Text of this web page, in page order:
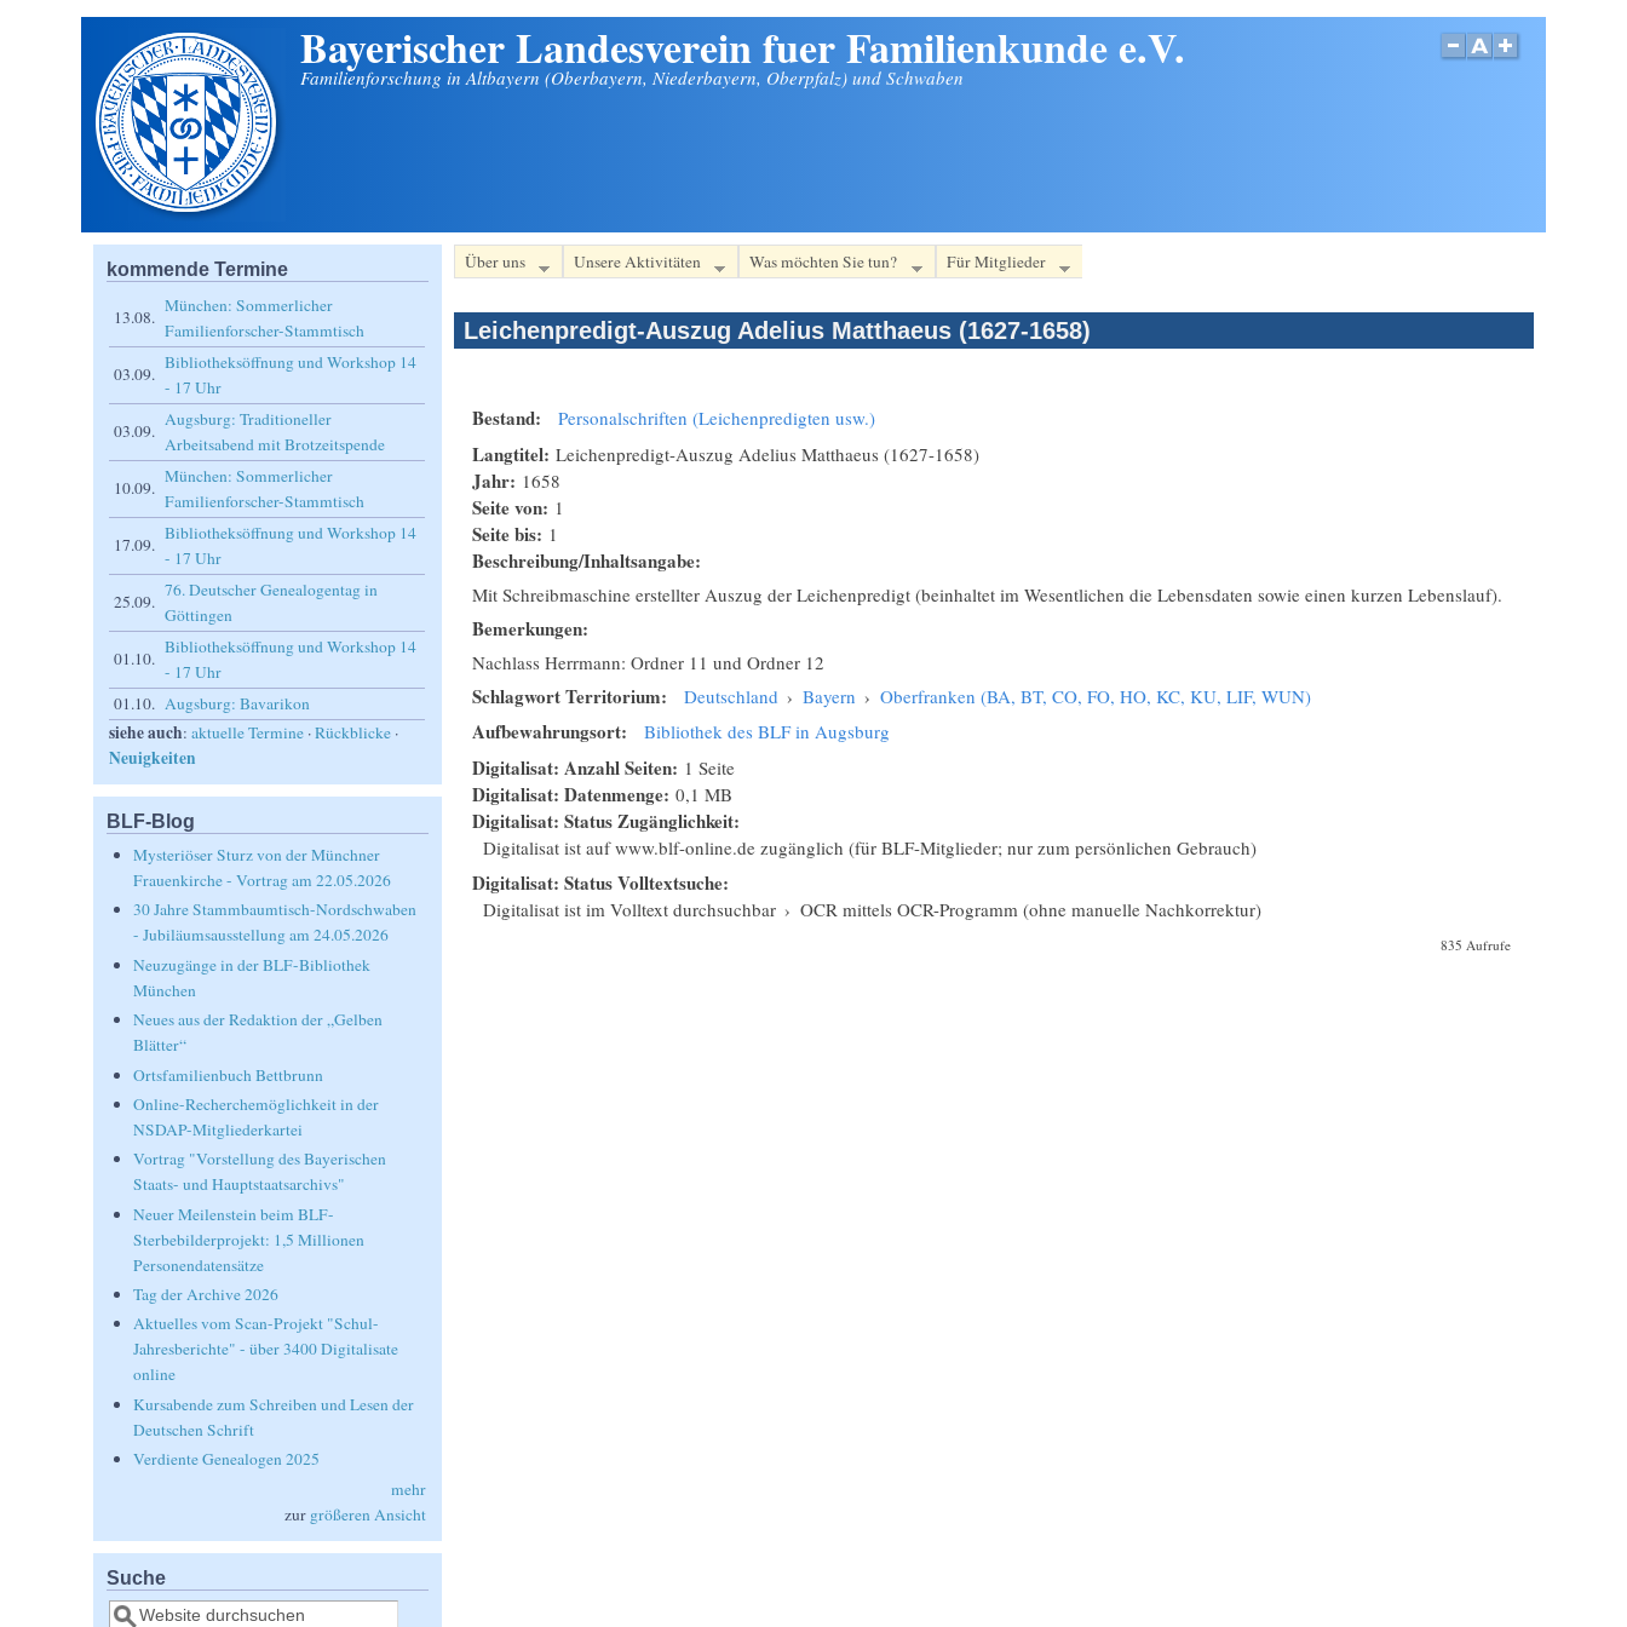
Bayerischer Landesverein fuer Familienkunde e.V.
Familienforschung in Altbayern (Oberbayern, Niederbayern, Oberpfalz) und Schwaben
Über uns Unsere Aktivitäten Was möchten Sie tun? Für Mitglieder
Leichenpredigt-Auszug Adelius Matthaeus (1627-1658)
Bestand: Personalschriften (Leichenpredigten usw.)
Langtitel: Leichenpredigt-Auszug Adelius Matthaeus (1627-1658)
Jahr: 1658
Seite von: 1
Seite bis: 1
Beschreibung/Inhaltsangabe:
Mit Schreibmaschine erstellter Auszug der Leichenpredigt (beinhaltet im Wesentlichen die Lebensdaten sowie einen kurzen Lebenslauf).
Bemerkungen:
Nachlass Herrmann: Ordner 11 und Ordner 12
Schlagwort Territorium: Deutschland › Bayern › Oberfranken (BA, BT, CO, FO, HO, KC, KU, LIF, WUN)
Aufbewahrungsort: Bibliothek des BLF in Augsburg
Digitalisat: Anzahl Seiten: 1 Seite
Digitalisat: Datenmenge: 0,1 MB
Digitalisat: Status Zugänglichkeit:
Digitalisat ist auf www.blf-online.de zugänglich (für BLF-Mitglieder; nur zum persönlichen Gebrauch)
Digitalisat: Status Volltextsuche:
Digitalisat ist im Volltext durchsuchbar › OCR mittels OCR-Programm (ohne manuelle Nachkorrektur)
835 Aufrufe
kommende Termine
13.08.
München: Sommerlicher
Familienforscher-Stammtisch
03.09.
Bibliotheksöffnung und Workshop 14
- 17 Uhr
03.09.
Augsburg: Traditioneller
Arbeitsabend mit Brotzeitspende
10.09.
München: Sommerlicher
Familienforscher-Stammtisch
17.09.
Bibliotheksöffnung und Workshop 14
- 17 Uhr
25.09.
76. Deutscher Genealogentag in
Göttingen
01.10.
Bibliotheksöffnung und Workshop 14
- 17 Uhr
01.10. Augsburg: Bavarikon
siehe auch:aktuelle Termine ·Rückblicke ·
Neuigkeiten
BLF-Blog
Mysteriöser Sturz von der Münchner
Frauenkirche - Vortrag am 22.05.2026
30 Jahre Stammbaumtisch-Nordschwaben
- Jubiläumsausstellung am 24.05.2026
Neuzugänge in der BLF-Bibliothek
München
Neues aus der Redaktion der „Gelben
Blätter“
Ortsfamilienbuch Bettbrunn
Online-Recherchemöglichkeit in der
NSDAP-Mitgliederkartei
Vortrag "Vorstellung des Bayerischen
Staats- und Hauptstaatsarchivs"
Neuer Meilenstein beim BLF-
Sterbebilderprojekt: 1,5 Millionen
Personendatensätze
Tag der Archive 2026
Aktuelles vom Scan-Projekt "Schul-
Jahresberichte" - über 3400 Digitalisate
online
Kursabende zum Schreiben und Lesen der
Deutschen Schrift
Verdiente Genealogen 2025
mehr
zur größeren Ansicht
Suche
Suche